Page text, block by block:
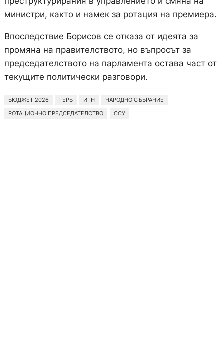
министри, както и намек за ротация на премиера.
Впоследствие Борисов се отказа от идеята за
промяна на правителството, но въпросът за
председателството на парламента остава част от
текущите политически разговори.
БЮДЖЕТ 2026 ГЕРБ ИТН
НАРОДНО СЪБРАНИЕ
РОТАЦИОННО ПРЕДСЕДАТЕЛСТВО
ССУ